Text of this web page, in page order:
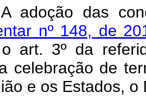
adoção das
nº 148, de
art. 3º da
celebração de
e os Estados,